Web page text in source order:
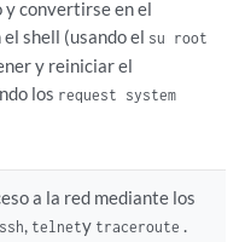
y convertirse en el
shell (usando el su root
y reiniciar el
los request system
a la red mediante los
ssh, telnety traceroute .